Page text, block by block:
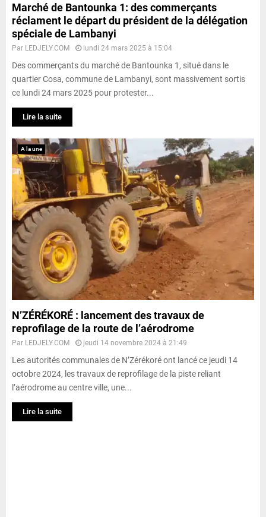
Marché de Bantounka 1: des commerçants
réclament le départ du président de la délégation
spéciale de Lambanyi
Par LEDJELY.COM lundi 24 mars 2025 à 15:04
Des commerçants du marché de Bantounka 1, situé dans le
quartier Cosa, commune de Lambanyi, sont massivement sortis
ce lundi 24 mars 2025 pour protester...
Lire la suite
A la une
N’ZÉRÉKORÉ : lancement des travaux de
reprofilage de la route de l’aérodrome
Par LEDJELY.COM jeudi 14 novembre 2024 à 21:49
Les autorités communales de N’Zérékoré ont lancé ce jeudi 14
octobre 2024, les travaux de reprofilage de la piste reliant
l’aérodrome au centre ville, une...
Lire la suite